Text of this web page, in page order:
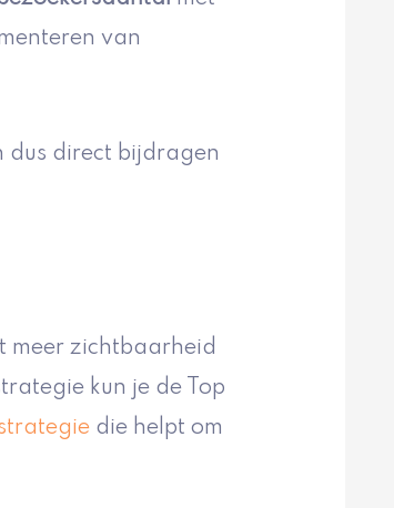
van
dus direct bijdragen
meer zichtbaarheid
kun je de Top
die helpt om